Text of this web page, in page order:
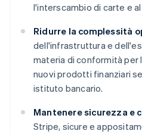
l'interscambio di carte e
Ridurre la complessità
dell'infrastruttura e
materia di conformità per
nuovi prodotti finanziari
istituto bancario.
Mantenere sicurezza e
Stripe, sicure e